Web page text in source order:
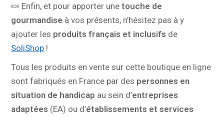
🍬 Enfin, et pour apporter unetouche de
gourmandise à vos présents, n’hésitez pas à y
ajouter les produits français et inclusifs de
SoliShop !
Tous les produits en vente sur cette boutique en ligne
sont fabriqués en France par des personnes en
situation de handicap au sein d’entreprises
adaptées (EA) ou d’établissements et services